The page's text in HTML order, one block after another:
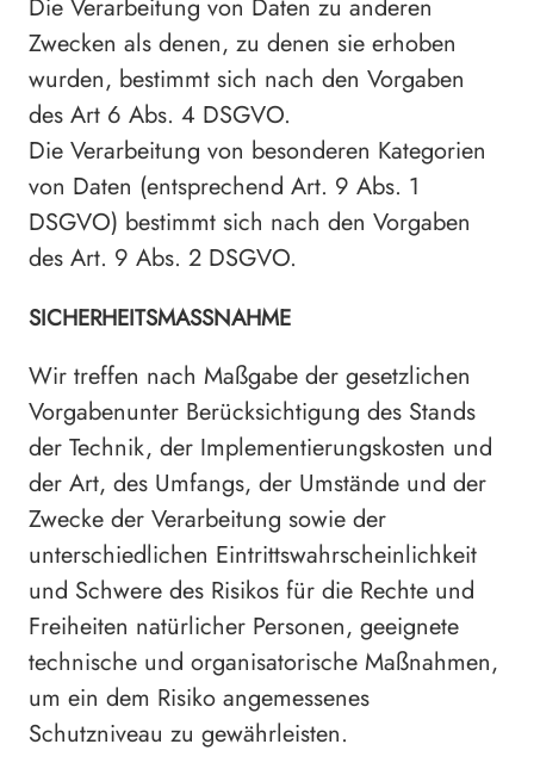
Die Verarbeitung von Daten zu anderen
Zwecken als denen, zu denen sie erhoben
wurden, bestimmt sich nach den Vorgaben
des Art 6 Abs. 4 DSGVO.
Die Verarbeitung von besonderen Kategorien
von Daten (entsprechend Art. 9 Abs. 1
DSGVO) bestimmt sich nach den Vorgaben
des Art. 9 Abs. 2 DSGVO.
SICHERHEITSMASSNAHME
Wir treffen nach Maßgabe der gesetzlichen
Vorgabenunter Berücksichtigung des Stands
der Technik, der Implementierungskosten und
der Art, des Umfangs, der Umstände und der
Zwecke der Verarbeitung sowie der
unterschiedlichen Eintrittswahrscheinlichkeit
und Schwere des Risikos für die Rechte und
Freiheiten natürlicher Personen, geeignete
technische und organisatorische Maßnahmen,
um ein dem Risiko angemessenes
Schutzniveau zu gewährleisten.